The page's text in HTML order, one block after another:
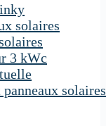
solaires
3 kWc
solaires